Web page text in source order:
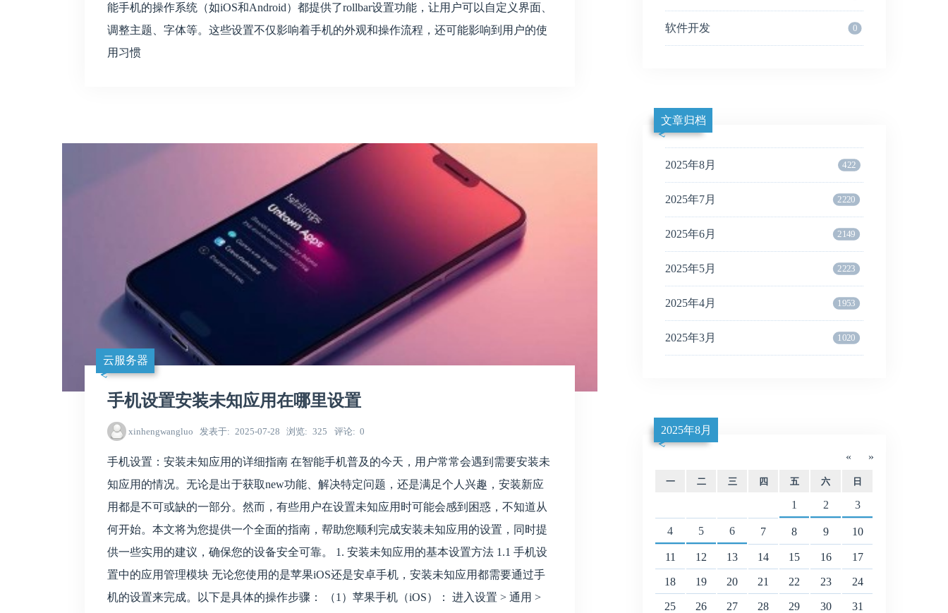
能手机的操作系统（如iOS和Android）都提供了rollbar设置功能，让用户可以自定义界面、
调整主题、字体等。这些设置不仅影响着手机的外观和操作流程，还可能影响到用户的使
用习惯
云服务器
手机设置安装未知应用在哪里设置
xinhengwangluo 发表于 2025-07-28 浏览 325 评论 0
手机设置：安装未知应用的详细指南 在智能手机普及的今天，用户常常会遇到需要安装未
知应用的情况。无论是出于获取new功能、解决特定问题，还是满足个人兴趣，安装新应
用都是不可或缺的一部分。然而，有些用户在设置未知应用时可能会感到困惑，不知道从
何开始。本文将为您提供一个全面的指南，帮助您顺利完成安装未知应用的设置，同时提
供一些实用的建议，确保您的设备安全可靠。 1. 安装未知应用的基本设置方法 1.1 手机设
置中的应用管理模块 无论您使用的是苹果iOS还是安卓手机，安装未知应用都需要通过手
机的设置来完成。以下是具体的操作步骤： （1）苹果手机（iOS）： 进入设置 > 通用 >
软件开发 0
文章归档
2025年8月 422
2025年7月 2220
2025年6月 2149
2025年5月 2223
2025年4月 1953
2025年3月 1020
«
2025年8月
»
一 二 三 四 五 六 日
1 2 3
4 5 6 7 8 9 10
11 12 13 14 15 16 17
18 19 20 21 22 23 24
25 26 27 28 29 30 31